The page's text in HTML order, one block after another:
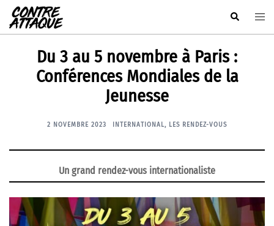
Aller
au
contenu
Rechercher
Du 3 au 5 novembre à Paris :
Conférences Mondiales de la
Jeunesse
2 NOVEMBRE 2023 INTERNATIONAL, LES RENDEZ-VOUS
Un grand rendez-vous internationaliste